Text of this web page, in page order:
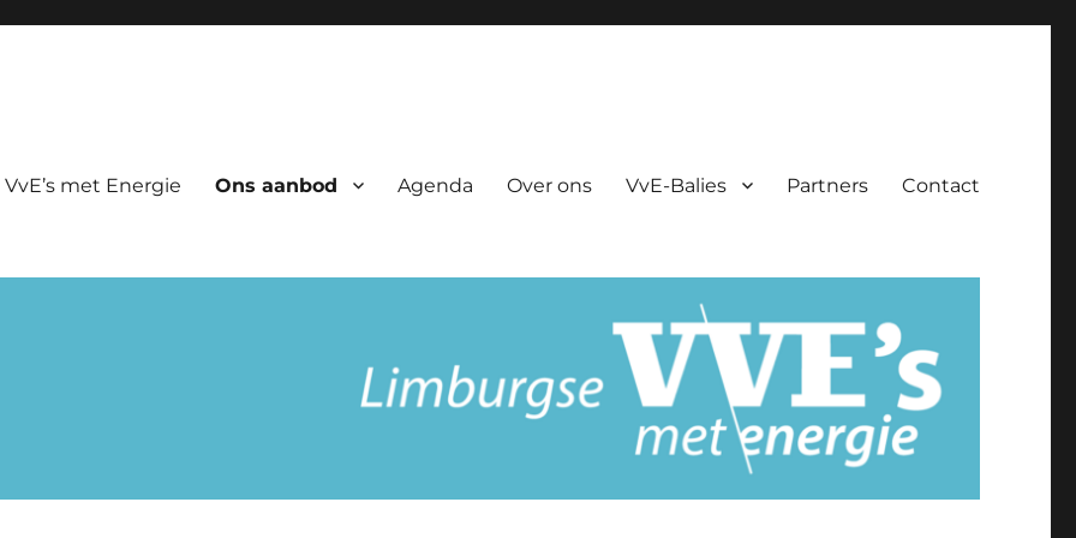
met Energie Ons aanbod Agenda Over ons VvE-Balies Partners Contact